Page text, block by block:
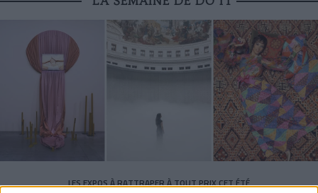
LES EXPOS À RATTRAPER À TOUT PRIX CET ÉTÉ